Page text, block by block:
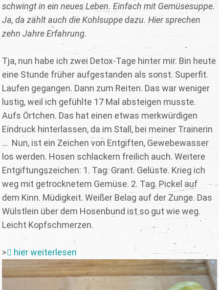
schwingt in ein neues Leben. Einfach mit Gemüsesuppe.
Ja, da zählt auch die Kohlsuppe dazu. Hier sprechen
zehn Jahre Erfahrung.
Tja, nun habe ich zwei Detox-Tage hinter mir. Bin heute
eine Stunde früher aufgestanden als sonst. Superfit.
Laufen gegangen. Dann zum Reiten. Das war weniger
lustig, weil ich gefühlte 17 Mal absteigen musste.
Aufs Örtchen. Das hat einen etwas merkwürdigen
Eindruck hinterlassen, da im Stall, bei meiner Trainerin
… Nun, ist ein Zeichen von Entgiften, Gewebewasser
los werden. Hosen schlackern freilich auch. Weitere
Entgiftungszeichen: 1. Tag: Grant. Gelüste. Krieg ich
weg mit getrocknetem Gemüse. 2. Tag. Pickel auf
dem Kinn. Müdigkeit. Weißer Belag auf der Zunge. Das
Wülstlein über dem Hosenbund ist so gut wie weg.
Leicht Kopfschmerzen.
> hier weiterlesen